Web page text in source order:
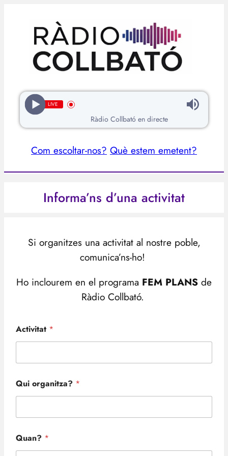
contingut
LIVE
Ràdio Collbató en directe
Com escoltar-nos? Què estem emetent?
Informa’ns d’una activitat
Si organitzes una activitat al nostre poble,
comunica’ns-ho!
Ho inclourem en el programa FEM PLANS de
Ràdio Collbató.
Activitat *
Qui organitza? *
Quan? *